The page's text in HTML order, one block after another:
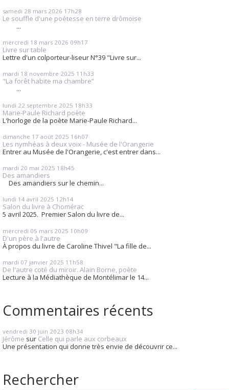
samedi 28 mars 2026 17h28
Le souffle d'une poétesse en terre drômoise
...
mercredi 18 mars 2026 09h17
Livre sur table
Lettre d'un colporteur-liseur N°39 "Livre sur...
mardi 18 novembre 2025 11h33
"La forêt habite ma chambre”
...
lundi 22 septembre 2025 18h33
Marie-Paule Richard poète
L'horloge de la poète Marie-Paule Richard...
dimanche 17 août 2025 16h07
Les nymhéas à deux voix - Musée de l'Orangerie
Entrer au Musée de l'Orangerie, c'est entrer dans...
mardi 20 mai 2025 18h45
Des amandiers
Des amandiers sur le chemin...
lundi 14 avril 2025 12h14
Salon du livre à Chomérac
5 avril 2025. Premier Salon du livre de...
mercredi 05 mars 2025 10h09
D'un père à l'autre
À propos du livre de Caroline Thivel "La fille de...
mardi 07 janvier 2025 11h58
De l'autre coté du miroir. Alain Borne, poète
Lecture à la Médiathèque de Montélimar le 14...
Commentaires récents
vendredi 30 juin 2023 08h34
Jérôme sur Celle qui parle aux corbeaux
Une présentation qui donne très envie de découvrir ce...
Rechercher